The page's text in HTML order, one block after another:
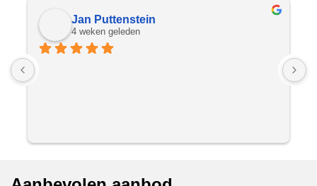
Jan Puttenstein
4 weken geleden